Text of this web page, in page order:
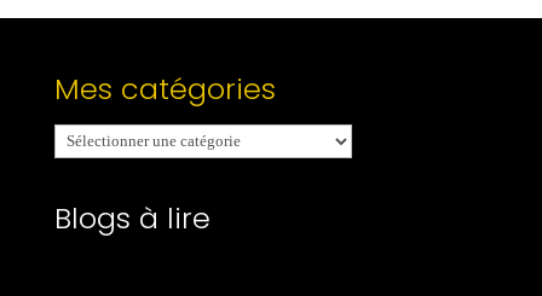
Mes catégories
Mes
catégories
Blogs à lire